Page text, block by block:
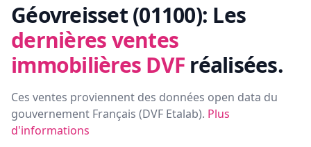
Géovreisset (01100): Les
dernières ventes
immobilières DVF réalisées.
Ces ventes proviennent des données open data du
gouvernement Français (DVF Etalab). Plus
d'informations